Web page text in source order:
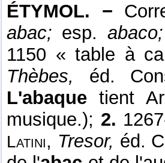
ÉTYMOL. −
abac; esp. abaco;
1150 « table à
Thèbes, éd.
L'abaque tient
musique.); 2.
Latini, Tresor, éd.